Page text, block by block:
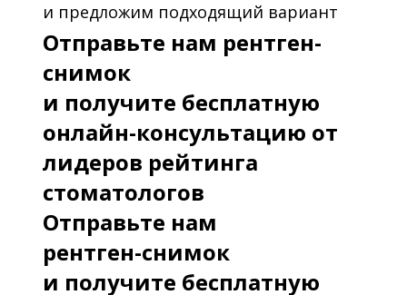
и предложим подходящий вариант
Отправьте нам рентген-
снимок
и получите бесплатную
онлайн-консультацию от
лидеров рейтинга
стоматологов
Отправьте нам
рентген-снимок
и получите бесплатную